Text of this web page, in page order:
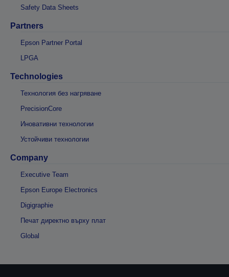
Safety Data Sheets
Partners
Epson Partner Portal
LPGA
Technologies
Технология без нагряване
PrecisionCore
Иновативни технологии
Устойчиви технологии
Company
Executive Team
Epson Europe Electronics
Digigraphie
Печат директно върху плат
Global